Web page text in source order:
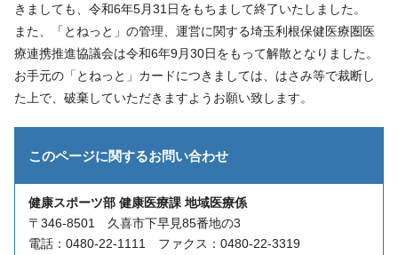
きましても、令和6年5月31日をもちまして終了いたしました。
また、「とねっと」の管理、運営に関する埼玉利根保健医療圏医
療連携推進協議会は令和6年9月30日をもって解散となりました。
お手元の「とねっと」カードにつきましては、はさみ等で裁断し
た上で、破棄していただきますようお願い致します。
このページに関するお問い合わせ
健康スポーツ部 健康医療課 地域医療係
〒346-8501 久喜市下早見85番地の3
電話：0480-22-1111 ファクス：0480-22-3319